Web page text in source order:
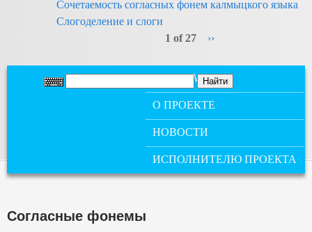
Сочетаемость согласных фонем калмыцкого языка
Слогоделение и слоги
1 of 27
››
ГЛАВНОЕ МЕНЮ
ГЛАВНАЯ
О ПРОЕКТЕ
НОВОСТИ
ИСПОЛНИТЕЛЮ ПРОЕКТА
Согласные фонемы